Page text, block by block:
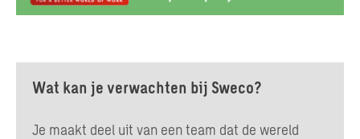
Wat kan je verwachten bij Sweco?
Je maakt deel uit van een team dat de wereld